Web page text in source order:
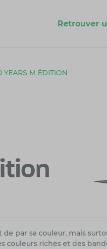
Retrouver
M ÉDITION
par sa couleur, mais
couleurs riches et des